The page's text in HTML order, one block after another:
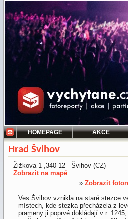
HOMEPAGE AKCE
Hrad Švihov
Žižkova 1 ,340 12 Švihov (CZ)
Zobrazit na mapě
» Zobrazit
Ves Švihov vznikla na staré stezce
místech, kde stezka přecházela z
prameny ji poprvé dokládají v r.